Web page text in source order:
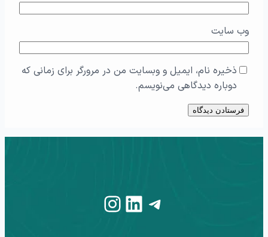
وب‌ سایت
ذخیره نام، ایمیل و وبسایت من در مرورگر برای زمانی که
دوباره دیدگاهی می‌نویسم.
Telegram
LinkedIn
Instagram